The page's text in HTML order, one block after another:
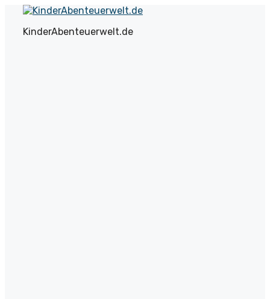
Zum
springen
KinderAbenteuerwelt.de